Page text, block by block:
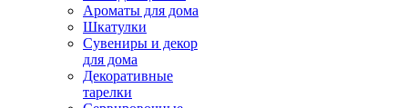
Ароматы для дома
Шкатулки
Сувениры и декор
для дома
Декоративные
тарелки